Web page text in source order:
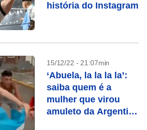
história do Instagram
15/12/22 - 21:07min
‘Abuela, la la la la’:
saiba quem é a
mulher que virou
amuleto da Argentina